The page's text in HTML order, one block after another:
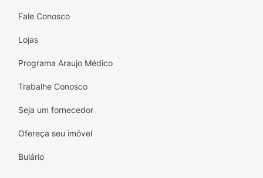
Fale Conosco
Lojas
Programa Araujo Médico
Trabalhe Conosco
Seja um fornecedor
Ofereça seu imóvel
Bulário